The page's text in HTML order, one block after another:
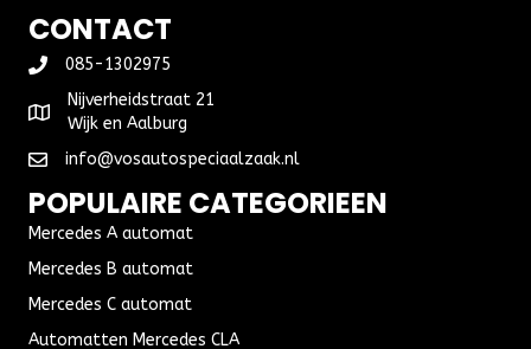
CONTACT
085-1302975
Nijverheidstraat 21
Wijk en Aalburg
info@vosautospeciaalzaak.nl
POPULAIRE CATEGORIEEN
Mercedes A automat
Mercedes B automat
Mercedes C automat
Automatten Mercedes CLA